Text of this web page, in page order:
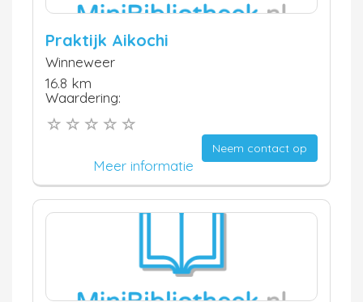
Praktijk Aikochi
Winneweer
16.8 km
Waardering:
Neem contact op
Meer informatie